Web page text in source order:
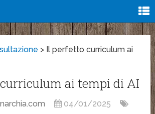
> Il perfetto curriculum ai
ai tempi di AI
04/01/2025